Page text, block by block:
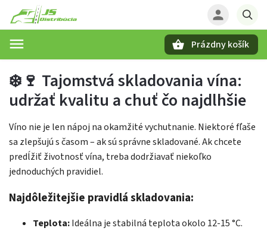
Prázdny košík
❄️🍷 Tajomstvá skladovania vína:
udržať kvalitu a chuť čo najdlhšie
Víno nie je len nápoj na okamžité vychutnanie. Niektoré fľaše
sa zlepšujú s časom – ak sú správne skladované. Ak chcete
predĺžiť životnosť vína, treba dodržiavať niekoľko
jednoduchých pravidiel.
Najdôležitejšie pravidlá skladovania:
Teplota:Ideálna je stabilná teplota okolo 12-15 °C.